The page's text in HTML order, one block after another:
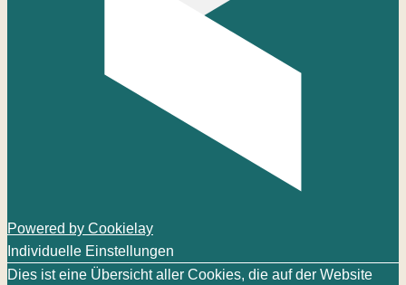
Powered by Cookielay
Individuelle Einstellungen
Dies ist eine Übersicht aller Cookies, die auf der Website